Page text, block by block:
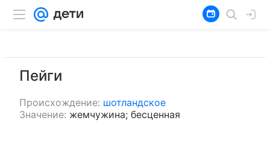
Пейги
Происхождение: шотландское
Значение: жемчужина; бесценная